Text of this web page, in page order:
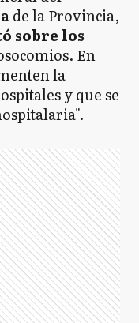
de la Provincia,
sobre los
En
la
y que se